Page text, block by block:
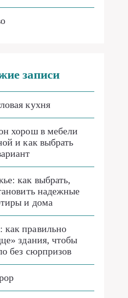
записи
кухня
хорош в мебели
и как выбрать
как выбрать,
надежные
и дома
правильно
здания, чтобы
без сюрпризов